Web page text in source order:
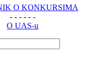
O KONKURSIMA
- - - - - -
O UAS-u